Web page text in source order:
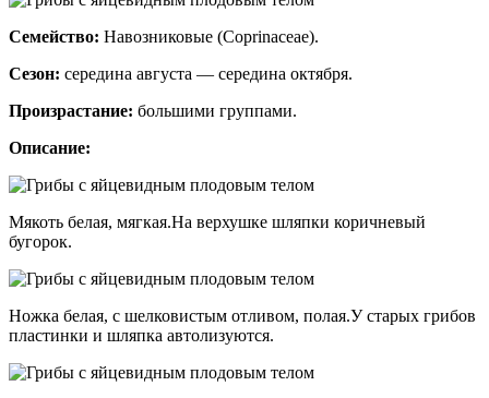
Семейство: Навозниковые (Coprinaceae).
Сезон: середина августа — середина октября.
Произрастание: большими группами.
Описание:
Мякоть белая, мягкая.На верхушке шляпки коричневый
бугорок.
Ножка белая, с шелковистым отливом, полая.У старых грибов
пластинки и шляпка автолизуются.